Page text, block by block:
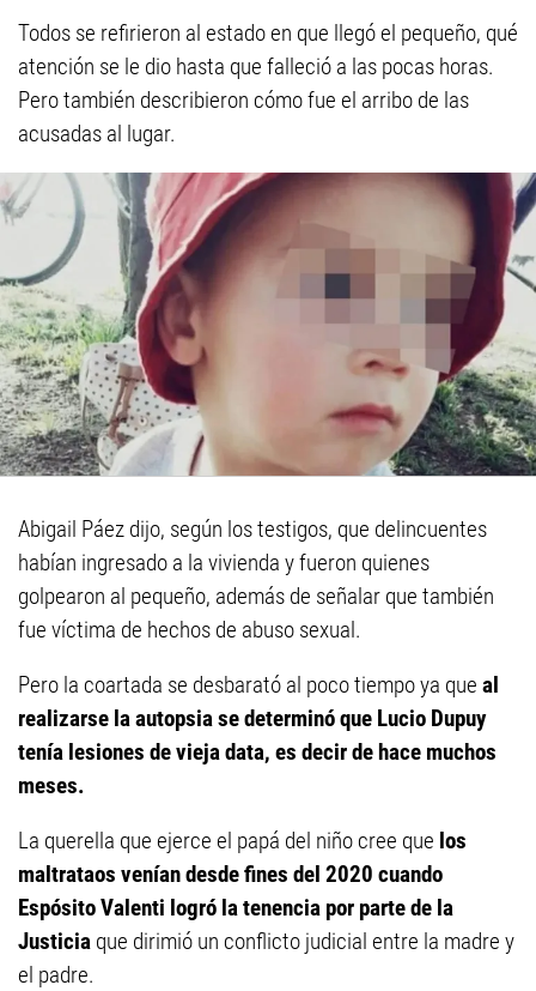
Todos se refirieron al estado en que llegó el pequeño, qué
atención se le dio hasta que falleció a las pocas horas.
Pero también describieron cómo fue el arribo de las
acusadas al lugar.
Abigail Páez dijo, según los testigos, que delincuentes
habían ingresado a la vivienda y fueron quienes
golpearon al pequeño, además de señalar que también
fue víctima de hechos de abuso sexual.
Pero la coartada se desbarató al poco tiempo ya que al
realizarse la autopsia se determinó que Lucio Dupuy
tenía lesiones de vieja data, es decir de hace muchos
meses.
La querella que ejerce el papá del niño cree que los
maltrataos venían desde fines del 2020 cuando
Espósito Valenti logró la tenencia por parte de la
Justicia que dirimió un conflicto judicial entre la madre y
el padre.